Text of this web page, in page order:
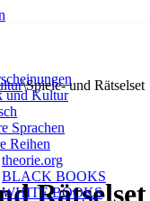
und Kultur
Sprachen
Reihen
theorie.org
BLACK BOOKS
WHITE BOOKS
\Spiele- und Rätselset
Rätselset